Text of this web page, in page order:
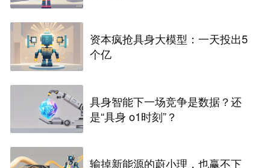
资本疯抢具身大模型：一天投出5
个亿
具身智能下一场竞争是数据？还
是“具身 o1时刻”？
输掉新能源的蔚小理，也赢不下